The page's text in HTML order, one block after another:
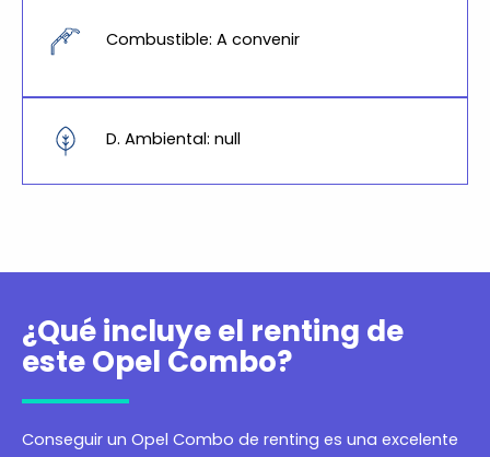
Combustible: A convenir
D. Ambiental: null
¿Qué incluye el renting de
este Opel Combo?
Conseguir un Opel Combo de renting es una excelente